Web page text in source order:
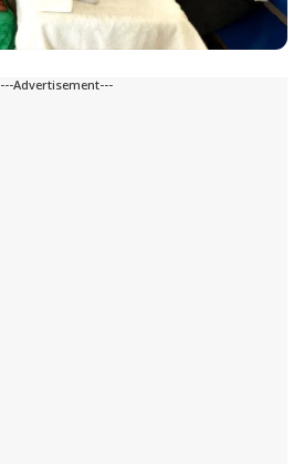
---Advertisement---